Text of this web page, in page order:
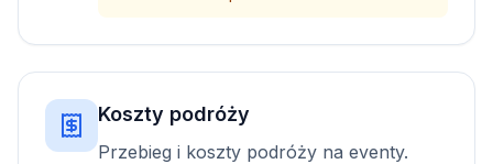
Koszty podróży
Przebieg i koszty podróży na eventy.